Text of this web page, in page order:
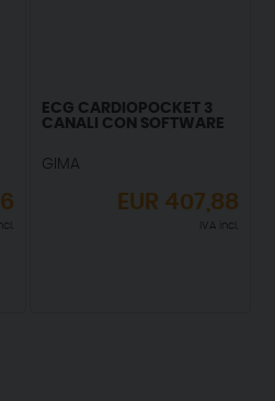
ECG CARDIOPOCKET 3
CANALI CON SOFTWARE
GIMA
EUR 407,88
IVA incl.